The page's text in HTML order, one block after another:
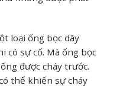
loại ống bọc dây
có sự cố. Mà ống bọc
được cháy trước.
thể khiến sự cháy